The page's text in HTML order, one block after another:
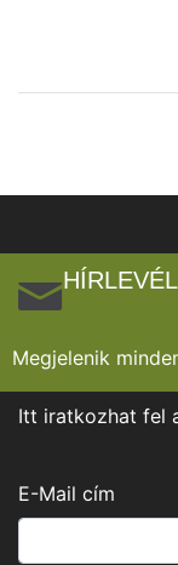
HÍRLEVÉL
Megjelenik
Itt iratkozhat fel
E-Mail cím